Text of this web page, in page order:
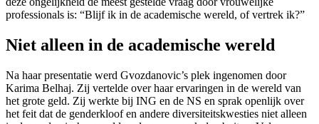
professionals is: “Blijf ik in de academische wereld, of vertrek ik?”
Niet alleen in de academische wereld
Na haar presentatie werd Gvozdanovic’s plek ingenomen door
Karima Belhaj. Zij vertelde over haar ervaringen in de wereld van
het grote geld. Zij werkte bij ING en de NS en sprak openlijk over
het feit dat de genderkloof en andere diversiteitskwesties niet alleen